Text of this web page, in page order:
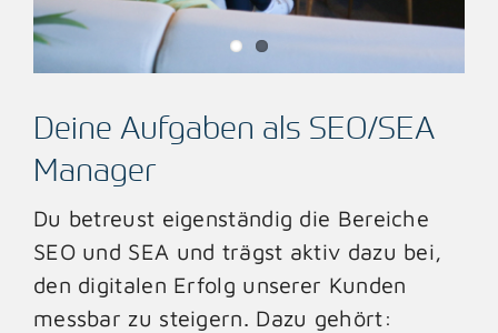
Deine Aufgaben als SEO/SEA
Manager
Du betreust eigenständig die Bereiche
SEO und SEA und trägst aktiv dazu bei,
den digitalen Erfolg unserer Kunden
messbar zu steigern. Dazu gehört: